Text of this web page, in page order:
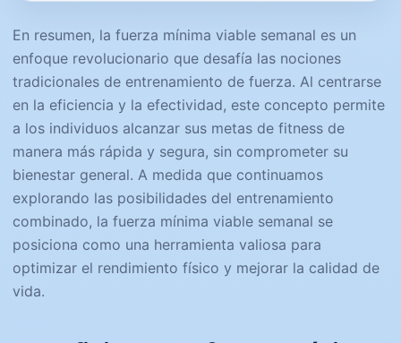
En resumen, la fuerza mínima viable semanal es un
enfoque revolucionario que desafía las nociones
tradicionales de entrenamiento de fuerza. Al centrarse
en la eficiencia y la efectividad, este concepto permite
a los individuos alcanzar sus metas de fitness de
manera más rápida y segura, sin comprometer su
bienestar general. A medida que continuamos
explorando las posibilidades del entrenamiento
combinado, la fuerza mínima viable semanal se
posiciona como una herramienta valiosa para
optimizar el rendimiento físico y mejorar la calidad de
vida.